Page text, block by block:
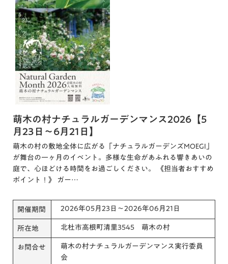
萌木の村ナチュラルガーデンマンス2026【5
月23日～6月21日】
萌木の村の敷地全体に広がる「ナチュラルガーデンズMOEGI」
が舞台の一ヶ月のイベント。多様な生命があふれる響きあいの
庭で、心ほどける時間をお過ごしください。 《担当者おすすめ
ポイント！》 ガー…
開催期間 2026年05月23日～2026年06月21日
所在地 北杜市高根町清里3545 萌木の村
お問合せ
萌木の村ナチュラルガーデンマンス実行委員
会